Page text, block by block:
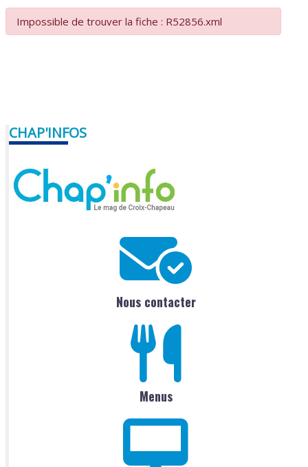
Impossible de trouver la fiche : R52856.xml
CHAP'INFOS
Nous contacter
Menus